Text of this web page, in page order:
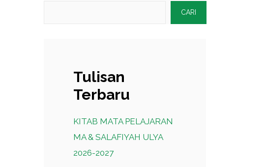
CARI
Tulisan
Terbaru
KITAB MATA PELAJARAN
MA & SALAFIYAH ULYA
2026-2027